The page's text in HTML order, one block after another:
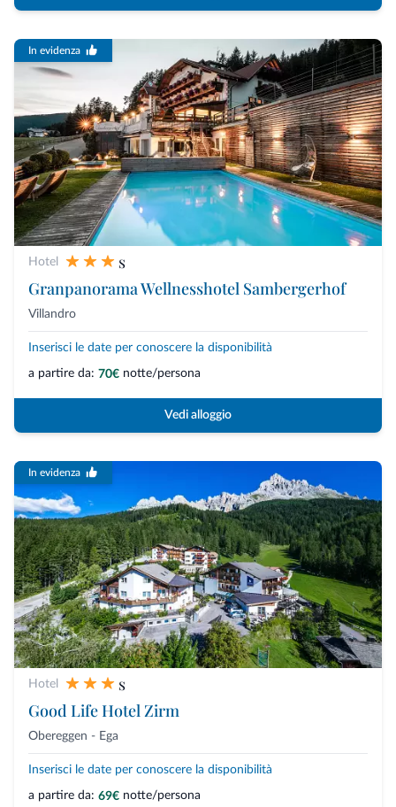
In evidenza
Hotel
s
Granpanorama Wellnesshotel Sambergerhof
Villandro
Inserisci le date per conoscere la disponibilità
a partire da: 70€ notte/persona
Vedi alloggio
In evidenza
Hotel
s
Good Life Hotel Zirm
Obereggen - Ega
Inserisci le date per conoscere la disponibilità
a partire da: 69€ notte/persona